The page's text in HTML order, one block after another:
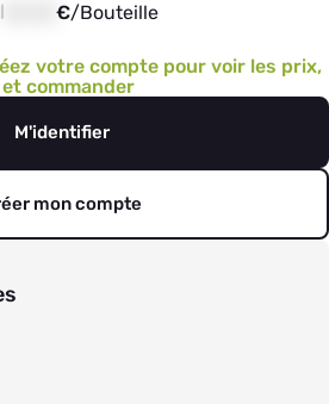
€/Bouteille
votre compte pour voir les prix,
commander
M'identifier
mon compte